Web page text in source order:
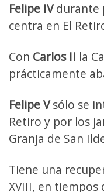
Felipe IVdurante
centra en El
Con Carlos II la
prácticamente
Felipe Vsólo se
Retiro y por los
Granja de San
Tiene una
XVIII, en tiempos